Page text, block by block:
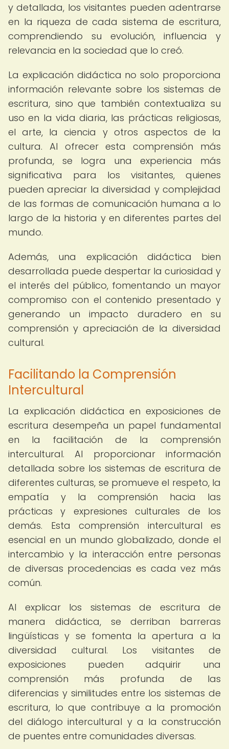
y detallada, los visitantes pueden adentrarse
en la riqueza de cada sistema de escritura,
comprendiendo su evolución, influencia y
relevancia en la sociedad que lo creó.
La explicación didáctica no solo proporciona
información relevante sobre los sistemas de
escritura, sino que también contextualiza su
uso en la vida diaria, las prácticas religiosas,
el arte, la ciencia y otros aspectos de la
cultura. Al ofrecer esta comprensión más
profunda, se logra una experiencia más
significativa para los visitantes, quienes
pueden apreciar la diversidad y complejidad
de las formas de comunicación humana a lo
largo de la historia y en diferentes partes del
mundo.
Además, una explicación didáctica bien
desarrollada puede despertar la curiosidad y
el interés del público, fomentando un mayor
compromiso con el contenido presentado y
generando un impacto duradero en su
comprensión y apreciación de la diversidad
cultural.
Facilitando la Comprensión
Intercultural
La explicación didáctica en exposiciones de
escritura desempeña un papel fundamental
en la facilitación de la comprensión
intercultural. Al proporcionar información
detallada sobre los sistemas de escritura de
diferentes culturas, se promueve el respeto, la
empatía y la comprensión hacia las
prácticas y expresiones culturales de los
demás. Esta comprensión intercultural es
esencial en un mundo globalizado, donde el
intercambio y la interacción entre personas
de diversas procedencias es cada vez más
común.
Al explicar los sistemas de escritura de
manera didáctica, se derriban barreras
lingüísticas y se fomenta la apertura a la
diversidad cultural. Los visitantes de
exposiciones pueden adquirir una
comprensión más profunda de las
diferencias y similitudes entre los sistemas de
escritura, lo que contribuye a la promoción
del diálogo intercultural y a la construcción
de puentes entre comunidades diversas.